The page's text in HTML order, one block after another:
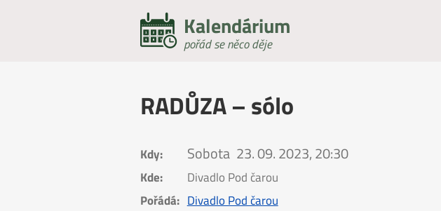
Kalendárium
pořád se něco děje
RADŮZA – sólo
Kdy: Sobota 23. 09. 2023, 20:30
Kde:
Divadlo Pod čarou
Pořádá: Divadlo Pod čarou